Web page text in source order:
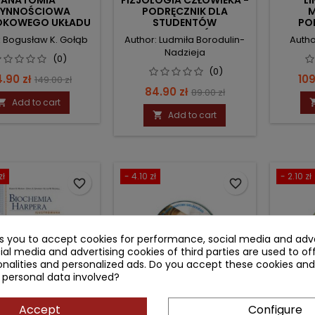
UKŁADU
NERWOWEGOK. Gołąb
(0)
zł Regular
price
149.00 zł
Add to cart
PODRĘCZNIK DLA
STUDENTÓW
LICENCJATÓW
MEDYCZNYCH
Author: Ludmiła Borodulin-
Nadzieja
(0)
Price
84.90 zł Regular
price
89.00 zł
 Add to cart
HARPERA
favorite_border
- 4.10 zł
favorite_border
- 2.10 zł
you to accept cookies for performance, social media and
media and advertising cookies of third parties are used to
and personalized ads. Do you accept these cookies
data involved?
Accept Configure